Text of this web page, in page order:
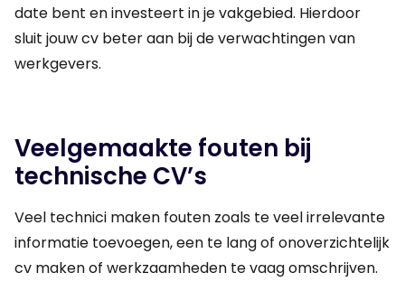
date bent en investeert in je vakgebied. Hierdoor
sluit jouw cv beter aan bij de verwachtingen van
werkgevers.
Veelgemaakte fouten bij
technische CV’s
Veel technici maken fouten zoals te veel irrelevante
informatie toevoegen, een te lang of onoverzichtelijk
cv maken of werkzaamheden te vaag omschrijven.